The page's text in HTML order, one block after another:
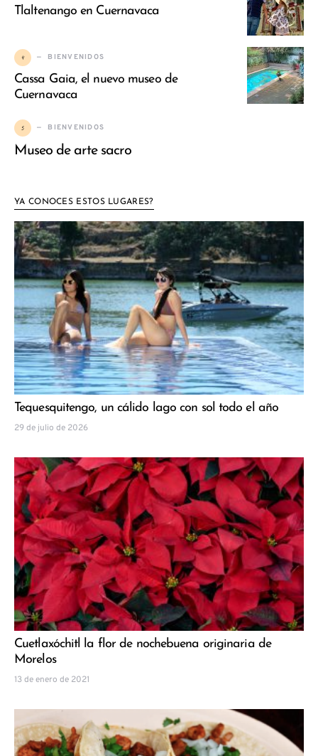
Tlaltenango en Cuernavaca
4 BIENVENIDOS
Cassa Gaia, el nuevo museo de
Cuernavaca
5 BIENVENIDOS
Museo de arte sacro
YA CONOCES ESTOS LUGARES?
Tequesquitengo, un cálido lago con sol todo el año
29 de julio de 2026
Cuetlaxóchitl la flor de nochebuena originaria de
Morelos
13 de enero de 2021